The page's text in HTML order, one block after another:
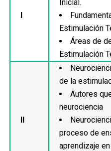
I
Inicial.
Estimulación
Áreas de
Estimulación
II
de la
Autores
neurociencia
proceso de
aprendizaje